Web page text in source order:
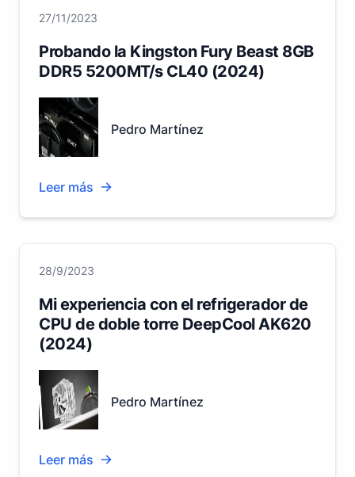
27/11/2023
Probando la Kingston Fury Beast 8GB
DDR5 5200MT/s CL40 (2024)
Pedro Martínez
Leer más
28/9/2023
Mi experiencia con el refrigerador de
CPU de doble torre DeepCool AK620
(2024)
Pedro Martínez
Leer más